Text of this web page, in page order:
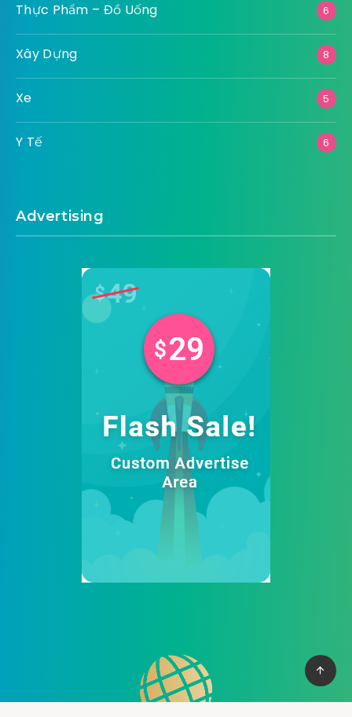
Thực Phẩm – Đồ Uống 6
Xây Dựng 8
Xe 5
Y Tế 6
Advertising